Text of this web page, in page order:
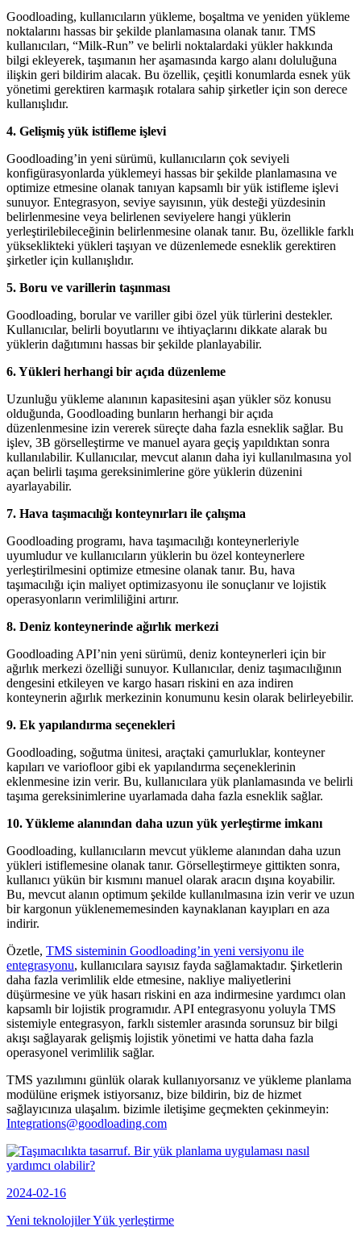
Goodloading, kullanıcıların yükleme, boşaltma ve yeniden yükleme
noktalarını hassas bir şekilde planlamasına olanak tanır. TMS
kullanıcıları, “Milk-Run” ve belirli noktalardaki yükler hakkında
bilgi ekleyerek, taşımanın her aşamasında kargo alanı doluluğuna
ilişkin geri bildirim alacak. Bu özellik, çeşitli konumlarda esnek yük
yönetimi gerektiren karmaşık rotalara sahip şirketler için son derece
kullanışlıdır.
4. Gelişmiş yük istifleme işlevi
Goodloading’in yeni sürümü, kullanıcıların çok seviyeli
konfigürasyonlarda yüklemeyi hassas bir şekilde planlamasına ve
optimize etmesine olanak tanıyan kapsamlı bir yük istifleme işlevi
sunuyor. Entegrasyon, seviye sayısının, yük desteği yüzdesinin
belirlenmesine veya belirlenen seviyelere hangi yüklerin
yerleştirilebileceğinin belirlenmesine olanak tanır. Bu, özellikle farklı
yükseklikteki yükleri taşıyan ve düzenlemede esneklik gerektiren
şirketler için kullanışlıdır.
5. Boru ve varillerin taşınması
Goodloading, borular ve variller gibi özel yük türlerini destekler.
Kullanıcılar, belirli boyutlarını ve ihtiyaçlarını dikkate alarak bu
yüklerin dağıtımını hassas bir şekilde planlayabilir.
6. Yükleri herhangi bir açıda düzenleme
Uzunluğu yükleme alanının kapasitesini aşan yükler söz konusu
olduğunda, Goodloading bunların herhangi bir açıda
düzenlenmesine izin vererek süreçte daha fazla esneklik sağlar. Bu
işlev, 3B görselleştirme ve manuel ayara geçiş yapıldıktan sonra
kullanılabilir. Kullanıcılar, mevcut alanın daha iyi kullanılmasına yol
açan belirli taşıma gereksinimlerine göre yüklerin düzenini
ayarlayabilir.
7. Hava taşımacılığı konteynırları ile çalışma
Goodloading programı, hava taşımacılığı konteynerleriyle
uyumludur ve kullanıcıların yüklerin bu özel konteynerlere
yerleştirilmesini optimize etmesine olanak tanır. Bu, hava
taşımacılığı için maliyet optimizasyonu ile sonuçlanır ve lojistik
operasyonların verimliliğini artırır.
8. Deniz konteynerinde ağırlık merkezi
Goodloading API’nin yeni sürümü, deniz konteynerleri için bir
ağırlık merkezi özelliği sunuyor. Kullanıcılar, deniz taşımacılığının
dengesini etkileyen ve kargo hasarı riskini en aza indiren
konteynerin ağırlık merkezinin konumunu kesin olarak belirleyebilir.
9. Ek yapılandırma seçenekleri
Goodloading, soğutma ünitesi, araçtaki çamurluklar, konteyner
kapıları ve variofloor gibi ek yapılandırma seçeneklerinin
eklenmesine izin verir. Bu, kullanıcılara yük planlamasında ve belirli
taşıma gereksinimlerine uyarlamada daha fazla esneklik sağlar.
10. Yükleme alanından daha uzun yük yerleştirme imkanı
Goodloading, kullanıcıların mevcut yükleme alanından daha uzun
yükleri istiflemesine olanak tanır. Görselleştirmeye gittikten sonra,
kullanıcı yükün bir kısmını manuel olarak aracın dışına koyabilir.
Bu, mevcut alanın optimum şekilde kullanılmasına izin verir ve uzun
bir kargonun yüklenememesinden kaynaklanan kayıpları en aza
indirir.
Özetle, TMS sisteminin Goodloading’in yeni versiyonu ile
entegrasyonu, kullanıcılara sayısız fayda sağlamaktadır. Şirketlerin
daha fazla verimlilik elde etmesine, nakliye maliyetlerini
düşürmesine ve yük hasarı riskini en aza indirmesine yardımcı olan
kapsamlı bir lojistik programıdır. API entegrasyonu yoluyla TMS
sistemiyle entegrasyon, farklı sistemler arasında sorunsuz bir bilgi
akışı sağlayarak gelişmiş lojistik yönetimi ve hatta daha fazla
operasyonel verimlilik sağlar.
TMS yazılımını günlük olarak kullanıyorsanız ve yükleme planlama
modülüne erişmek istiyorsanız, bize bildirin, biz de hizmet
sağlayıcınıza ulaşalım. bizimle iletişime geçmekten çekinmeyin:
Integrations@goodloading.com
2024-02-16
Yeni teknolojiler Yük yerleştirme